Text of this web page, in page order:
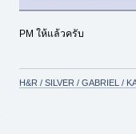
PM ให้แล้วครับ
H&R / SILVER / GABRIEL /